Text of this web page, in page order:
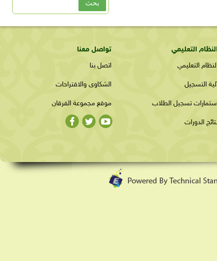
تواصل معنا
اتصل بنا
الشكاوى والاقتراحات
موقع مجموعة الفرقان
التعليمي
التعليمي
التسجيل
تسجيل الطلاب
الدورات